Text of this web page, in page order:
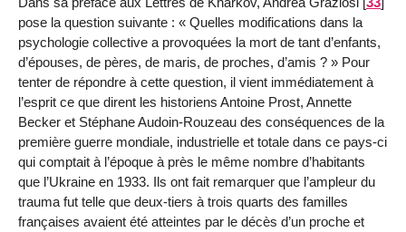
pose la question suivante : « Quelles modifications dans la
psychologie collective a provoquées la mort de tant d’enfants,
d’épouses, de pères, de maris, de proches, d’amis ? » Pour
tenter de répondre à cette question, il vient immédiatement à
l’esprit ce que dirent les historiens Antoine Prost, Annette
Becker et Stéphane Audoin-Rouzeau des conséquences de la
première guerre mondiale, industrielle et totale dans ce pays-ci
qui comptait à l’époque à près le même nombre d’habitants
que l’Ukraine en 1933. Ils ont fait remarquer que l’ampleur du
trauma fut telle que deux-tiers à trois quarts des familles
françaises avaient été atteintes par le décès d’un proche et